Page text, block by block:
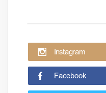
Instagram
Facebook